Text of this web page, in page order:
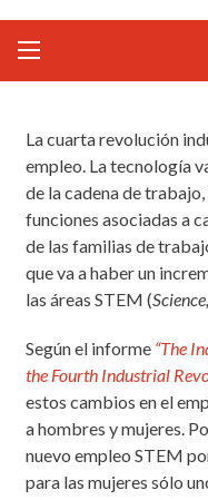
La cuarta revolución
empleo. La tecnología
de la cadena de
funciones asociadas a
de las familias de
que va a haber un
las áreas STEM (
Según el informe “The
the Fourth Industrial
estos cambios en el
a hombres y mujeres.
nuevo empleo STEM
para las mujeres sólo